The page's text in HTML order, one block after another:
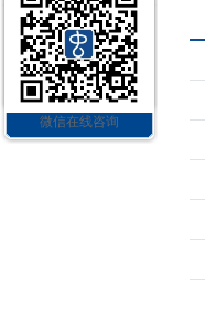
微信在线咨询